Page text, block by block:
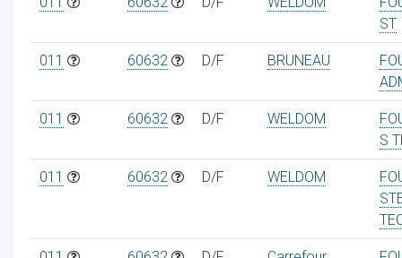
ST
011 60632 D/F BRUNEAU
011 60632 D/F WELDOM
S
011 60632 D/F WELDOM